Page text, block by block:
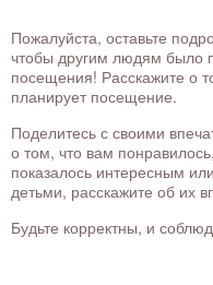
Пожалуйста, оставьте
чтобы другим людям было
посещения! Расскажите о
планирует посещение.
Поделитесь с своими
о том, что вам
показалось интересным
детьми, расскажите об их
Будьте корректны, и